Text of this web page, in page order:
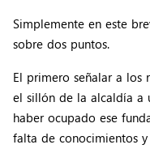
Simplemente en este
sobre dos puntos.
El primero señalar a los
el sillón de la alcaldía a
haber ocupado ese
falta de conocimientos